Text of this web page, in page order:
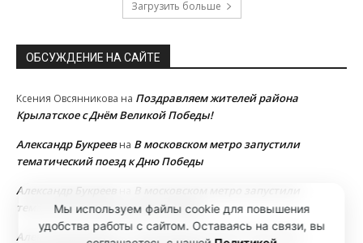
Загрузить больше
ОБСУЖДЕНИЕ НА САЙТЕ
Ксения Овсянникова на Поздравляем жителей района
Крылатское с Днём Великой Победы!
Александр Букреевна В московском метро запустили
тематический поезд к Дню Победы
Александр Букреев
В московском метро запустили
тематический поезд к Дню Победы
Александр Букреев
В московском метро запустили
Мы используем файлы cookie для повышения
удобства работы с сайтом. Оставаясь на связи, вы